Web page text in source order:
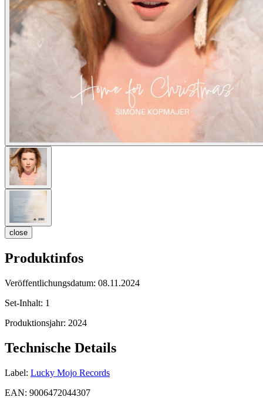
close
Produktinfos
Veröffentlichungsdatum: 08.11.2024
Set-Inhalt: 1
Produktionsjahr: 2024
Technische Details
Label: Lucky Mojo Records
EAN: 9006472044307